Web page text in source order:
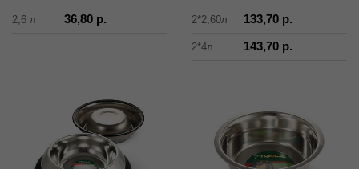
2,6 л 36,80 р. 2*2,60л 133,70 р.
2*4л 143,70 р.